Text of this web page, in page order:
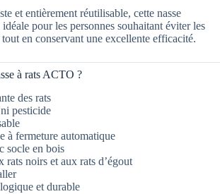
et entièrement réutilisable, cette nasse
pour les personnes souhaitant éviter les
en conservant une excellente efficacité.
à rats ACTO ?
des rats
pesticide
à fermeture automatique
socle en bois
rats noirs et aux rats d’égout
et durable